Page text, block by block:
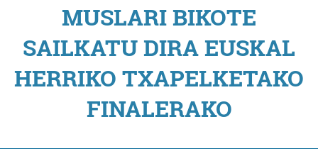
MUSLARI BIKOTE
SAILKATU DIRA EUSKAL
HERRIKO TXAPELKETAKO
FINALERAKO